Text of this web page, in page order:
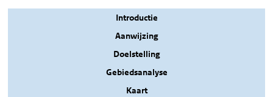
Introductie
Aanwijzing
Doelstelling
Gebiedsanalyse
Kaart